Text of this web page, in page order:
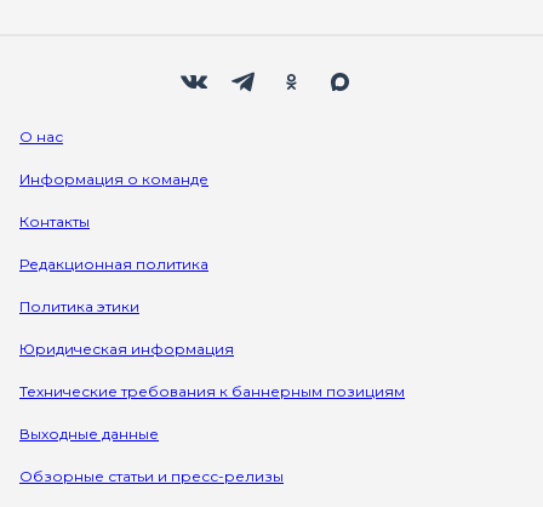
О нас
Информация о команде
Контакты
Редакционная политика
Политика этики
Юридическая информация
Технические требования к баннерным позициям
Выходные данные
Обзорные статьи и пресс-релизы